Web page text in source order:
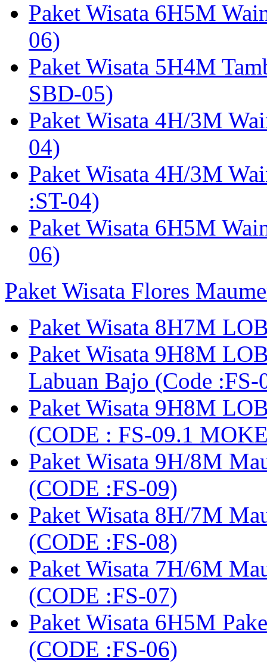
Paket Wisata 6H5M
06)
Paket Wisata 5H4M
SBD-05)
Paket Wisata 4H/3M
04)
Paket Wisata 4H/3M
:ST-04)
Paket Wisata 6H5M
06)
Paket Wisata Flores
Paket Wisata 8H7M
Paket Wisata 9H8M
Labuan Bajo (Code
Paket Wisata 9H8M
(CODE : FS-09.1
Paket Wisata 9H/8M
(CODE :FS-09)
Paket Wisata 8H/7M
(CODE :FS-08)
Paket Wisata 7H/6M
(CODE :FS-07)
Paket Wisata 6H5M
(CODE :FS-06)